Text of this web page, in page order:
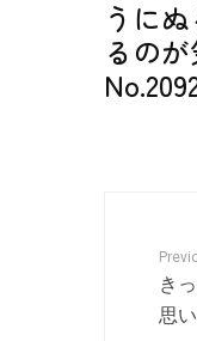
うに
るの
き
思